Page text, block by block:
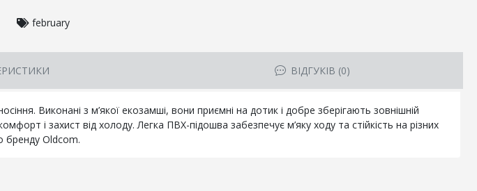
february
ВІДГУКІВ (0)
Виконані з м’якої екозамші, вони приємні на дотик і добре зберігають зовнішній
і захист від холоду. Легка ПВХ-підошва забезпечує м’яку ходу та стійкість на різних
бренду Oldcom.